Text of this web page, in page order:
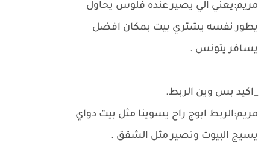
مريم:يعني الي يصير عنده فلوس يحاول
يطور نفسه يشتري بيت بمكان افضل
يسافر يتونس .
_اكيد بس وين الربط.
مريم:الربط ابوج راح يسوينا مثل بيت دواي
يسيج البيوت وتصير مثل الشقق .